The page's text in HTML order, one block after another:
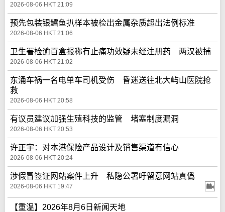
2026-08-06 HKT 21:09
预先包装银鳕鱼扒样本被检出金属杂质超出法例标准
2026-08-06 HKT 21:06
卫生署检逾百盒报称有止痛功效疑未经注册药 两汉被捕
2026-08-06 HKT 21:02
东涌车祸一名电单车司机受伤 昏迷送往北大屿山医院抢
救
2026-08-06 HKT 20:58
有议员建议加强生殖科技的监管 堵塞制度漏洞
2026-08-06 HKT 20:53
许正宇：对本港保险产品设计及销售渠道有信心
2026-08-06 HKT 20:24
涉假冒签证网站案件上升 私隐公署吁留意网站真僞
2026-08-06 HKT 19:47
【重温】2026年8月6日新闻天地